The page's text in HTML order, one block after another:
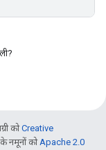
कोCreative
नमूनों कोApache 2.0